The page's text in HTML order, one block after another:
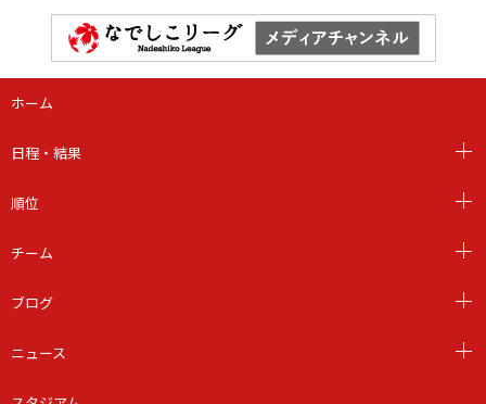
ホーム
日程・結果
順位
チーム
ブログ
ニュース